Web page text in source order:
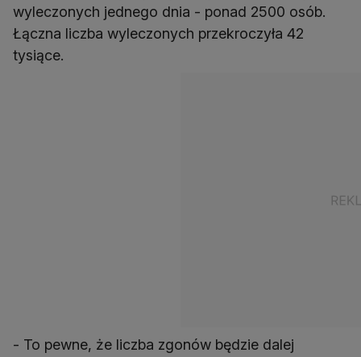
wyleczonych jednego dnia - ponad 2500 osób.
Łączna liczba wyleczonych przekroczyła 42
tysiące.
- To pewne, że liczba zgonów będzie dalej